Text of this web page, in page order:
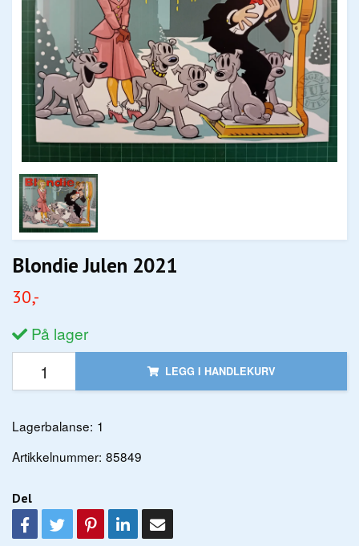
Blondie Julen 2021
30,-
På lager
LEGG I HANDLEKURV
Lagerbalanse: 1
Artikkelnummer: 85849
Del